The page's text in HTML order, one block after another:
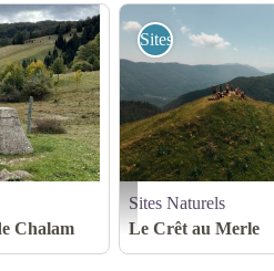
LOUBIERE (4) -
Chalam
Sites Naturels
Sites Naturels
Le Crêt au Merle